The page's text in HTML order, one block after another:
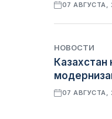
07 АВГУСТА,
НОВОСТИ
Казахстан
07 АВГУСТА,